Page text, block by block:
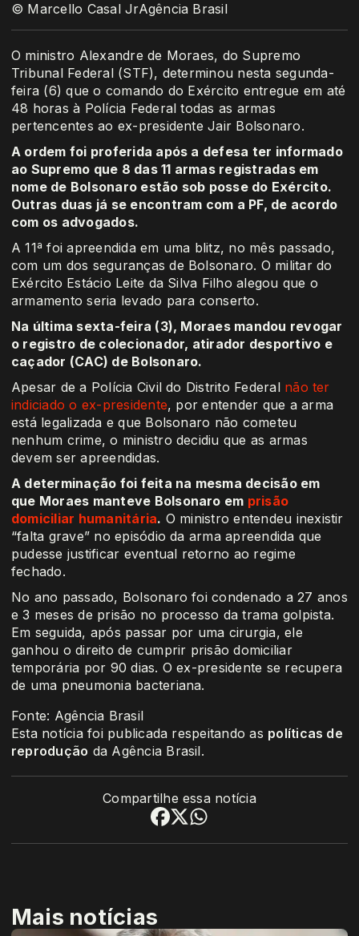
© Marcello Casal JrAgência Brasil
O ministro Alexandre de Moraes, do Supremo
Tribunal Federal (STF), determinou nesta segunda-
feira (6) que o comando do Exército entregue em até
48 horas à Polícia Federal todas as armas
pertencentes ao ex-presidente Jair Bolsonaro.
A ordem foi proferida após a defesa ter informado
ao Supremo que 8 das 11 armas registradas em
nome de Bolsonaro estão sob posse do Exército.
Outras duas já se encontram com a PF, de acordo
com os advogados.
A 11ª foi apreendida em uma blitz, no mês passado,
com um dos seguranças de Bolsonaro. O militar do
Exército Estácio Leite da Silva Filho alegou que o
armamento seria levado para conserto.
Na última sexta-feira (3), Moraes mandou revogar
o registro de colecionador, atirador desportivo e
caçador (CAC) de Bolsonaro.
Apesar de a Polícia Civil do Distrito Federal não ter
indiciado o ex-presidente, por entender que a arma
está legalizada e que Bolsonaro não cometeu
nenhum crime, o ministro decidiu que as armas
devem ser apreendidas.
A determinação foi feita na mesma decisão em
que Moraes manteve Bolsonaro em prisão
domiciliar humanitária. O ministro entendeu inexistir
“falta grave” no episódio da arma apreendida que
pudesse justificar eventual retorno ao regime
fechado.
No ano passado, Bolsonaro foi condenado a 27 anos
e 3 meses de prisão no processo da trama golpista.
Em seguida, após passar por uma cirurgia, ele
ganhou o direito de cumprir prisão domiciliar
temporária por 90 dias. O ex-presidente se recupera
de uma pneumonia bacteriana.
Fonte: Agência Brasil
Esta notícia foi publicada respeitando as políticas de
reprodução da Agência Brasil.
Compartilhe essa notícia
Mais notícias